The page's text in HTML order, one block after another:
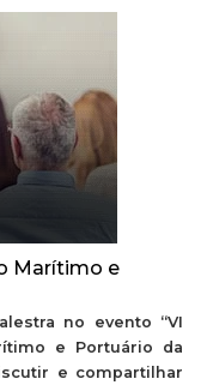
Marítimo e
no evento “VI
e Portuário da
e compartilhar